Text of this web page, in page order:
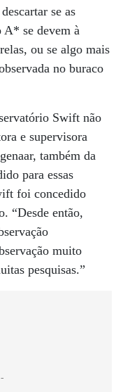
se as
A* se devem à
ou se algo mais
no buraco
Swift não
e supervisora
também da
para essas
foi concedido
“Desde então,
muito
pesquisas.”